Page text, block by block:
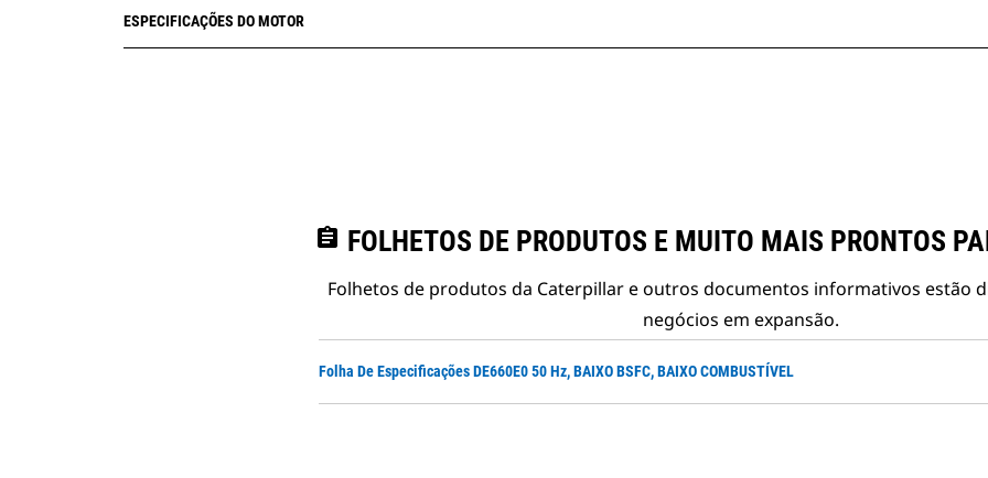
ESPECIFICAÇÕES DO MOTOR
assignment FOLHETOS DE PRODUTOS E MUITO MAIS PRONTOS
Folhetos de produtos da Caterpillar e outros documentos informativos estão
negócios em expansão.
Folha De Especificações DE660E0 50 Hz, BAIXO BSFC, BAIXO COMBUSTÍVEL